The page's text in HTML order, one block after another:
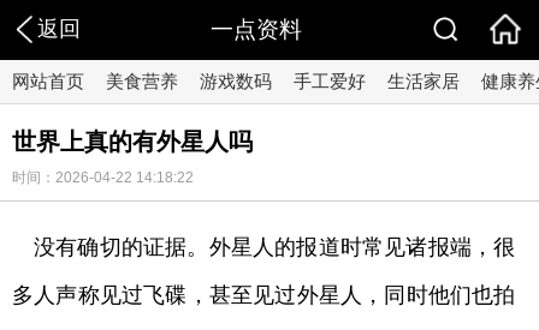
返回 一点资料
网站首页 美食营养 游戏数码 手工爱好 生活家居 健康养
世界上真的有外星人吗
时间：2026-04-22 14:18:22
没有确切的证据。外星人的报道时常见诸报端，很
多人声称见过飞碟，甚至见过外星人，同时他们也拍